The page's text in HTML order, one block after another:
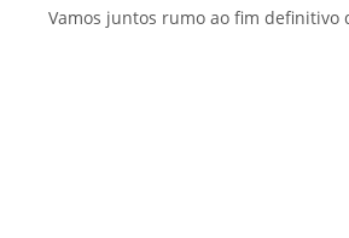
Vamos juntos rumo ao fim definitivo